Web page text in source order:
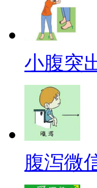
小腹突
腹泻微